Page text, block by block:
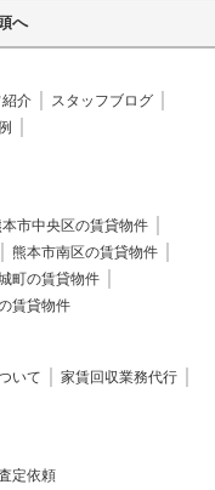
へ
介
スタッフブログ
市中央区の賃貸物件
熊本市南区の賃貸物件
町の賃貸物件
賃貸物件
いて
家賃回収業務代行
定依頼